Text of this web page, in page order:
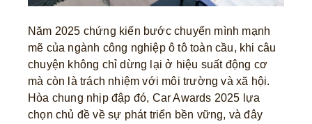
Năm 2025 chứng kiến bước chuyển mình mạnh
mẽ của ngành công nghiệp ô tô toàn cầu, khi câu
chuyện không chỉ dừng lại ở hiệu suất động cơ
mà còn là trách nhiệm với môi trường và xã hội.
Hòa chung nhịp đập đó, Car Awards 2025 lựa
chọn chủ đề về sự phát triển bền vững, và đây